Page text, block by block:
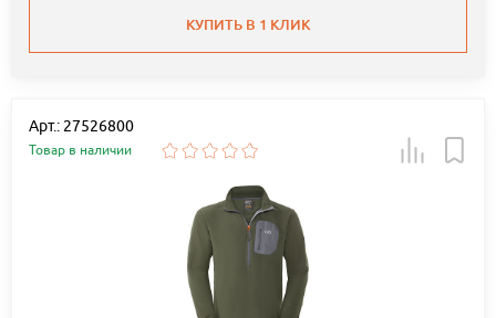
КУПИТЬ В 1 КЛИК
Арт.: 27526800
Товар в наличии